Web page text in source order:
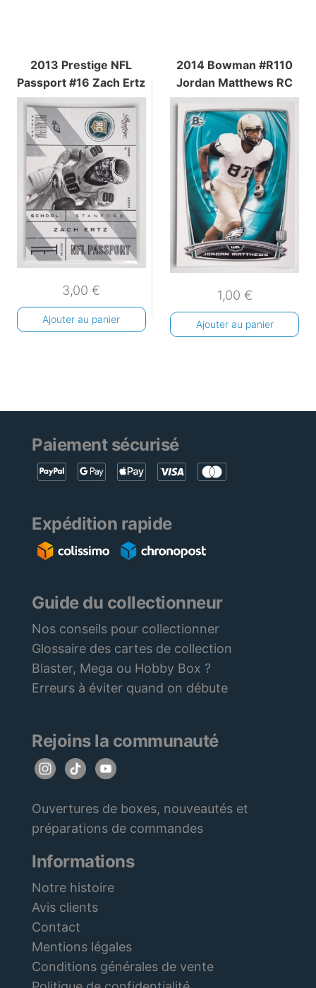
2013 Prestige NFL
Passport #16 Zach Ertz
3,00€
Ajouter au panier
2014 Bowman #R110
Jordan Matthews RC
1,00 €
Ajouter au panier
Paiement sécurisé
Expédition rapide
Guide du collectionneur
Nos conseils pour collectionner
Glossaire des cartes de collection
Blaster, Mega ou Hobby Box ?
Erreurs à éviter quand on débute
Rejoins la communauté
Ouvertures de boxes, nouveautés et
préparations de commandes
Informations
Notre histoire
Avis clients
Contact
Mentions légales
Conditions générales de vente